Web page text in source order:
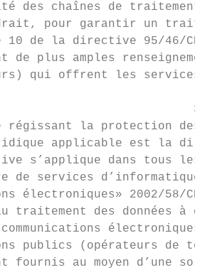
des chaînes de traitement
pour garantir un
10 de la directive 95/46/
de plus amples
qui offrent les services
3.
régissant la protection des
applicable est la
s’applique dans tous les
de services d’informatique
électroniques» 2002/58/
traitement des données à
électroniques
publics (opérateurs de
fournis au moyen d’une